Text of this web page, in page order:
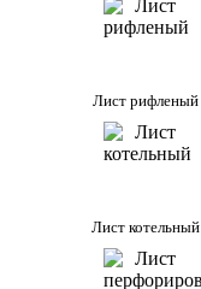
Лист рифленый
Лист котельный